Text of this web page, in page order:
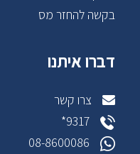
בקשה להחזר מס
דברו איתנו
צרו קשר
9317*
08-8600086